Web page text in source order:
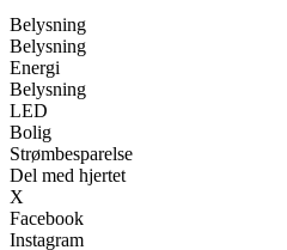
Belysning
Belysning
Energi
Belysning
LED
Bolig
Strømbesparelse
Del med hjertet
X
Facebook
Instagram